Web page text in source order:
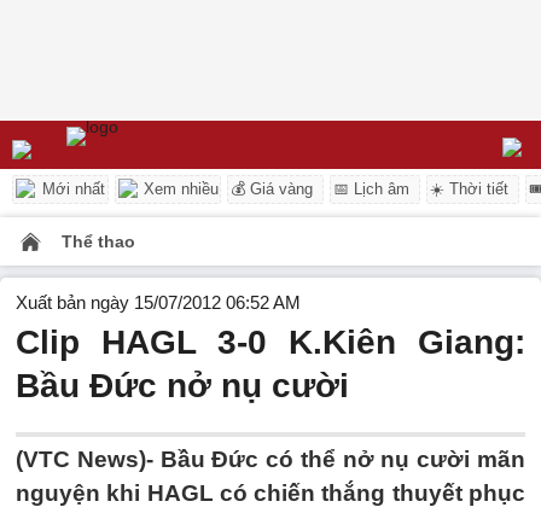
Mới nhất Xem nhiều 💰 Giá vàng 📅 Lịch âm ☀️ Thời tiết
Thể thao
Xuất bản ngày 15/07/2012 06:52 AM
Clip HAGL 3-0 K.Kiên Giang:
Bầu Đức nở nụ cười
(VTC News)- Bầu Đức có thể nở nụ cười mãn
nguyện khi HAGL có chiến thắng thuyết phục